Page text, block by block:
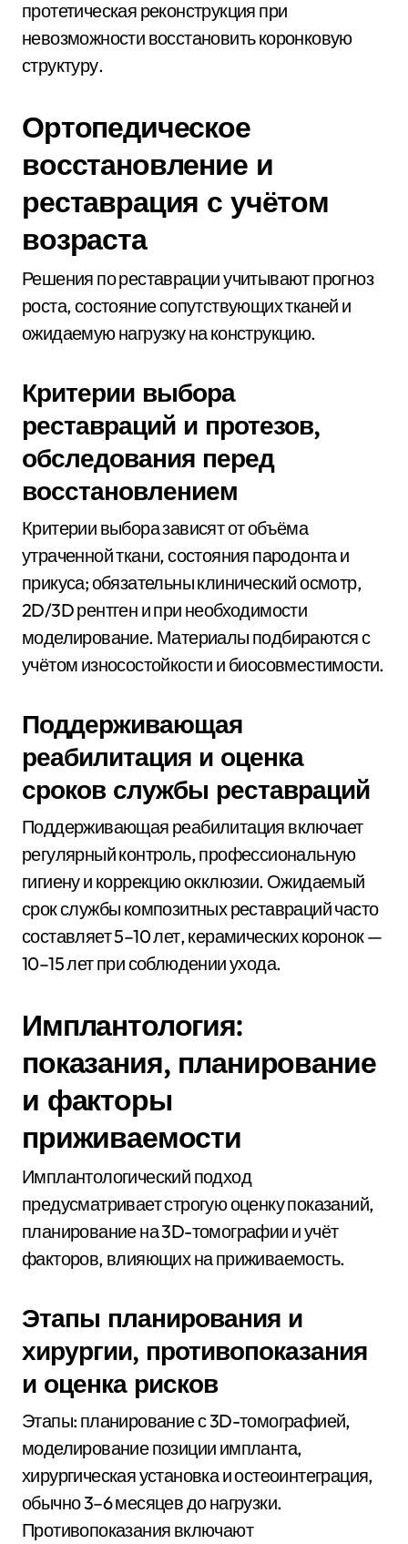
протетическая реконструкция при
невозможности восстановить коронковую
структуру.
Ортопедическое
восстановление и
реставрация с учётом
возраста
Решения по реставрации учитывают прогноз
роста, состояние сопутствующих тканей и
ожидаемую нагрузку на конструкцию.
Критерии выбора
реставраций и протезов,
обследования перед
восстановлением
Критерии выбора зависят от объёма
утраченной ткани, состояния пародонта и
прикуса; обязательны клинический осмотр,
2D/3D рентген и при необходимости
моделирование. Материалы подбираются с
учётом износостойкости и биосовместимости.
Поддерживающая
реабилитация и оценка
сроков службы реставраций
Поддерживающая реабилитация включает
регулярный контроль, профессиональную
гигиену и коррекцию окклюзии. Ожидаемый
срок службы композитных реставраций часто
составляет 5–10 лет, керамических коронок —
10–15 лет при соблюдении ухода.
Имплантология:
показания, планирование
и факторы
приживаемости
Имплантологический подход
предусматривает строгую оценку показаний,
планирование на 3D-томографии и учёт
факторов, влияющих на приживаемость.
Этапы планирования и
хирургии, противопоказания
и оценка рисков
Этапы: планирование с 3D-томографией,
моделирование позиции импланта,
хирургическая установка и остеоинтеграция,
обычно 3–6 месяцев до нагрузки.
Противопоказания включают